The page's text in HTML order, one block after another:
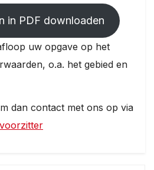
in PDF downloaden
uw opgave op het
o.a. het gebied en
dan contact met ons op via